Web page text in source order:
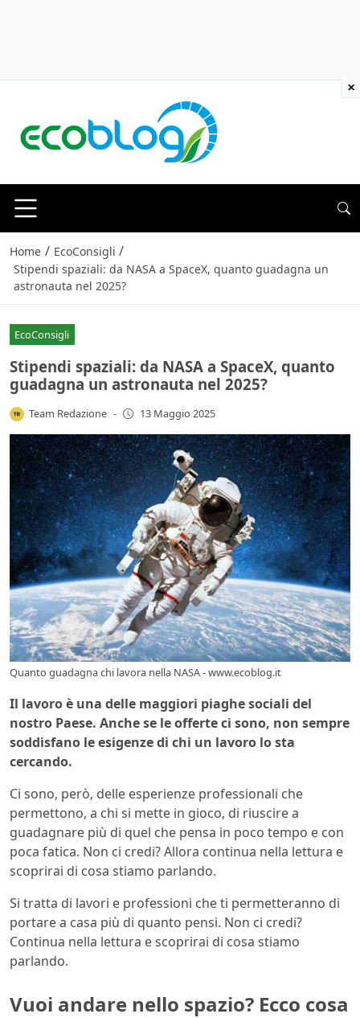
Home / EcoConsigli /
Stipendi spaziali: da NASA a SpaceX, quanto guadagna un
astronauta nel 2025?
EcoConsigli
Stipendi spaziali: da NASA a SpaceX, quanto
guadagna un astronauta nel 2025?
Team Redazione - 13 Maggio 2025
Quanto guadagna chi lavora nella NASA - www.ecoblog.it
Il lavoro è una delle maggiori piaghe sociali del
nostro Paese. Anche se le offerte ci sono, non sempre
soddisfano le esigenze di chi un lavoro lo sta
cercando.
Ci sono, però, delle esperienze professionali che
permettono, a chi si mette in gioco, di riuscire a
guadagnare più di quel che pensa in poco tempo e con
poca fatica. Non ci credi? Allora continua nella lettura e
scoprirai di cosa stiamo parlando.
Si tratta di lavori e professioni che ti permetteranno di
portare a casa più di quanto pensi. Non ci credi?
Continua nella lettura e scoprirai di cosa stiamo
parlando.
Vuoi andare nello spazio? Ecco cosa
×